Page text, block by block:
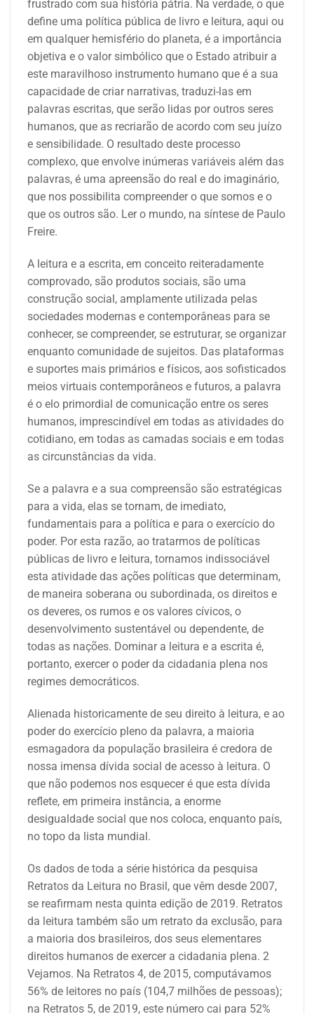
frustrado com sua história pátria. Na verdade, o que
define uma política pública de livro e leitura, aqui ou
em qualquer hemisfério do planeta, é a importância
objetiva e o valor simbólico que o Estado atribuir a
este maravilhoso instrumento humano que é a sua
capacidade de criar narrativas, traduzi-las em
palavras escritas, que serão lidas por outros seres
humanos, que as recriarão de acordo com seu juízo
e sensibilidade. O resultado deste processo
complexo, que envolve inúmeras variáveis além das
palavras, é uma apreensão do real e do imaginário,
que nos possibilita compreender o que somos e o
que os outros são. Ler o mundo, na síntese de Paulo
Freire.
A leitura e a escrita, em conceito reiteradamente
comprovado, são produtos sociais, são uma
construção social, amplamente utilizada pelas
sociedades modernas e contemporâneas para se
conhecer, se compreender, se estruturar, se organizar
enquanto comunidade de sujeitos. Das plataformas
e suportes mais primários e físicos, aos sofisticados
meios virtuais contemporâneos e futuros, a palavra
é o elo primordial de comunicação entre os seres
humanos, imprescindível em todas as atividades do
cotidiano, em todas as camadas sociais e em todas
as circunstâncias da vida.
Se a palavra e a sua compreensão são estratégicas
para a vida, elas se tornam, de imediato,
fundamentais para a política e para o exercício do
poder. Por esta razão, ao tratarmos de políticas
públicas de livro e leitura, tornamos indissociável
esta atividade das ações políticas que determinam,
de maneira soberana ou subordinada, os direitos e
os deveres, os rumos e os valores cívicos, o
desenvolvimento sustentável ou dependente, de
todas as nações. Dominar a leitura e a escrita é,
portanto, exercer o poder da cidadania plena nos
regimes democráticos.
Alienada historicamente de seu direito à leitura, e ao
poder do exercício pleno da palavra, a maioria
esmagadora da população brasileira é credora de
nossa imensa dívida social de acesso à leitura. O
que não podemos nos esquecer é que esta dívida
reflete, em primeira instância, a enorme
desigualdade social que nos coloca, enquanto país,
no topo da lista mundial.
Os dados de toda a série histórica da pesquisa
Retratos da Leitura no Brasil, que vêm desde 2007,
se reafirmam nesta quinta edição de 2019. Retratos
da leitura também são um retrato da exclusão, para
a maioria dos brasileiros, dos seus elementares
direitos humanos de exercer a cidadania plena. 2
Vejamos. Na Retratos 4, de 2015, computávamos
56% de leitores no país (104,7 milhões de pessoas);
na Retratos 5, de 2019, este número cai para 52%